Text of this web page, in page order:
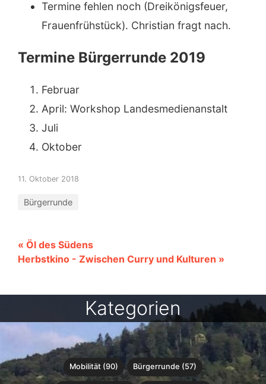
Termine fehlen noch (Dreikönigsfeuer,
Frauenfrühstück). Christian fragt nach.
Termine Bürgerrunde 2019
Februar
April: Workshop Landesmedienanstalt
Juli
Oktober
11. Oktober 2018
Bürgerrunde
« Öl des Südens
Herbstkino - Zwischen Curry und Kulturen »
Kategorien
Mobilität (90) Bürgerrunde (57)